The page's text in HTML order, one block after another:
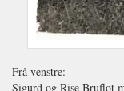
Frå venstre:
Sigurd og Rise Bruflot